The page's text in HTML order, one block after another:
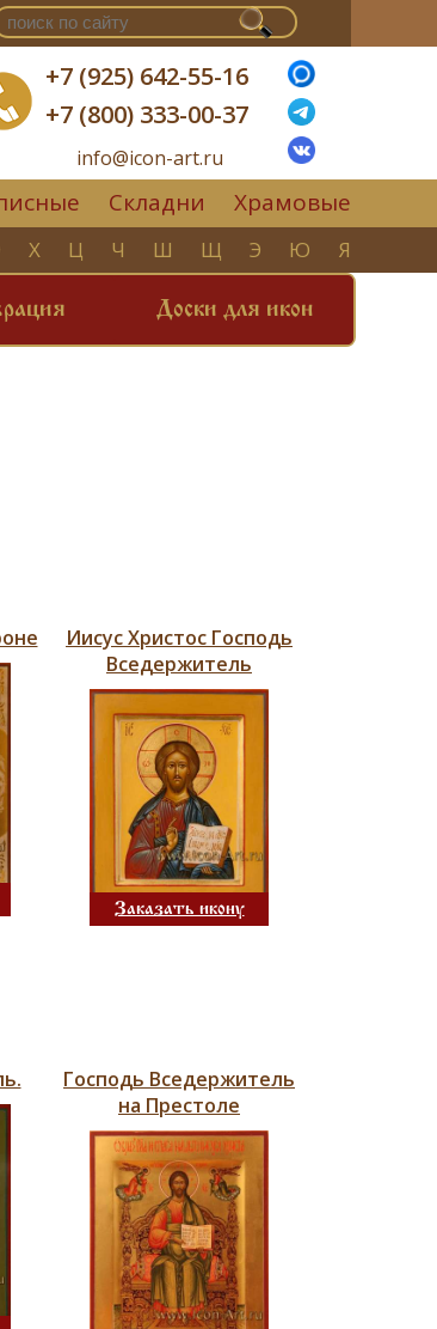
+7 (925) 642-55-16
+7 (800) 333-00-37
info@icon-art.ru
Складни Храмовые
Х Ц Ч Ш Щ Э Ю Я
Доски для икон
Иисус Христос Господь
Вседержитель
Заказать икону
Господь Вседержитель
на Престоле